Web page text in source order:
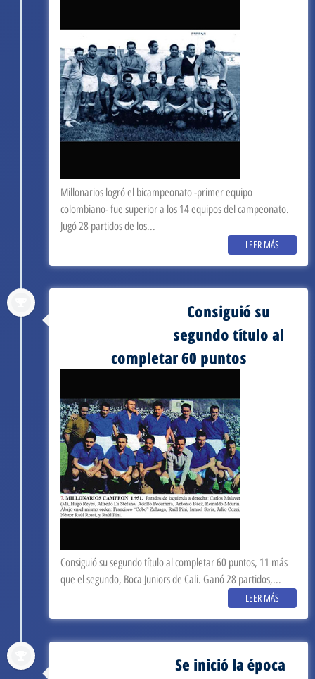
Millonarios logró el bicampeonato -primer equipo
colombiano- fue superior a los 14 equipos del campeonato.
Jugó 28 partidos de los...
LEER MÁS
Consiguió su
segundo título al
completar 60 puntos
Consiguió su segundo título al completar 60 puntos, 11 más
que el segundo, Boca Juniors de Cali. Ganó 28 partidos,...
LEER MÁS
Se inició la época